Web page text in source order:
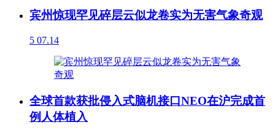
宾州惊现罕见碎层云似龙卷实为无害气象奇观
5 07.14
全球首款获批侵入式脑机接口NEO在沪完成首
例人体植入